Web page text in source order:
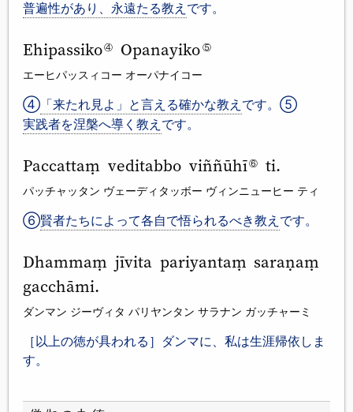
普遍性があり、永遠たる教え です。
Ehipassiko④ Opanayiko ⑤
エーヒパッスィコー オーパナイコー
④ 「来たれ見よ」と言える確かな教え です。⑤
実践者を涅槃へ導く教え です。
Paccattaṃ veditabbo viññūhī⑥ ti.
パッチャッタン ヴェーディタッボー ヴィンニューヒー ティ
⑥賢者たちによって各自で悟られるべき教え です。
Dhammaṃ jīvita pariyantaṃ saraṇaṃ
gacchāmi.
ダンマン ジーヴィタ パリヤンタン サラナン ガッチャーミ
［以上の徳が具われる］ダンマに、私は生涯帰依しま
す。